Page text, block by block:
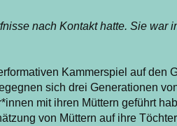
nach Kontakt hatte. Sie war
Kammerspiel auf den
sich drei Generationen
mit ihren Müttern geführt
von Müttern auf ihre